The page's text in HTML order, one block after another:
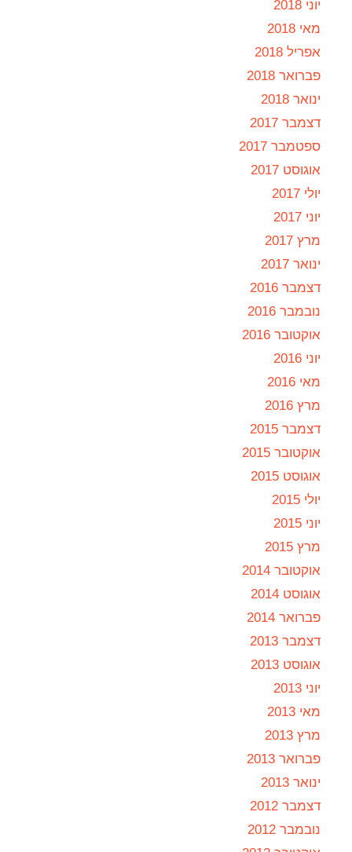
יוני 2018
מאי 2018
אפריל 2018
פברואר 2018
ינואר 2018
דצמבר 2017
ספטמבר 2017
אוגוסט 2017
יולי 2017
יוני 2017
מרץ 2017
ינואר 2017
דצמבר 2016
נובמבר 2016
אוקטובר 2016
יוני 2016
מאי 2016
מרץ 2016
דצמבר 2015
אוקטובר 2015
אוגוסט 2015
יולי 2015
יוני 2015
מרץ 2015
אוקטובר 2014
אוגוסט 2014
פברואר 2014
דצמבר 2013
אוגוסט 2013
יוני 2013
מאי 2013
מרץ 2013
פברואר 2013
ינואר 2013
דצמבר 2012
נובמבר 2012